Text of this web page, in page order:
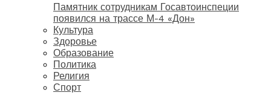
Памятник сотрудникам Госавтоинспеции
появился на трассе М-4 «Дон»
Культура
Здоровье
Образование
Политика
Религия
Спорт